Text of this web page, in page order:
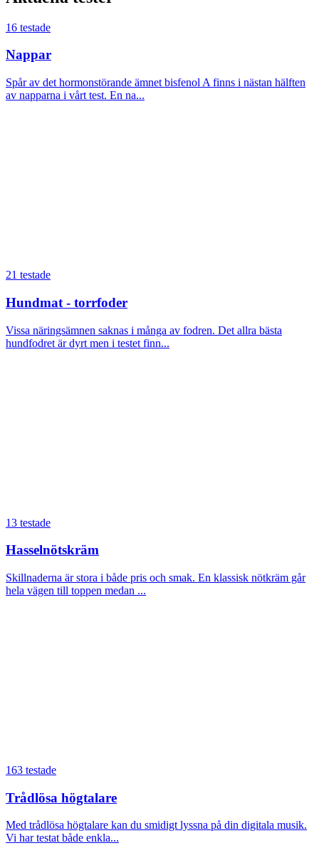
16 testade
Nappar
Spår av det hormonstörande ämnet bisfenol A finns i nästan hälften
av napparna i vårt test. En na...
21 testade
Hundmat - torrfoder
Vissa näringsämnen saknas i många av fodren. Det allra bästa
hundfodret är dyrt men i testet finn...
13 testade
Hasselnötskräm
Skillnaderna är stora i både pris och smak. En klassisk nötkräm går
hela vägen till toppen medan ...
163 testade
Trådlösa högtalare
Med trådlösa högtalare kan du smidigt lyssna på din digitala musik.
Vi har testat både enkla...